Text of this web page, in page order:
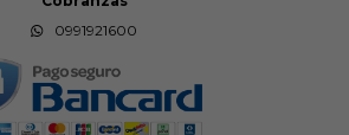
0991921600